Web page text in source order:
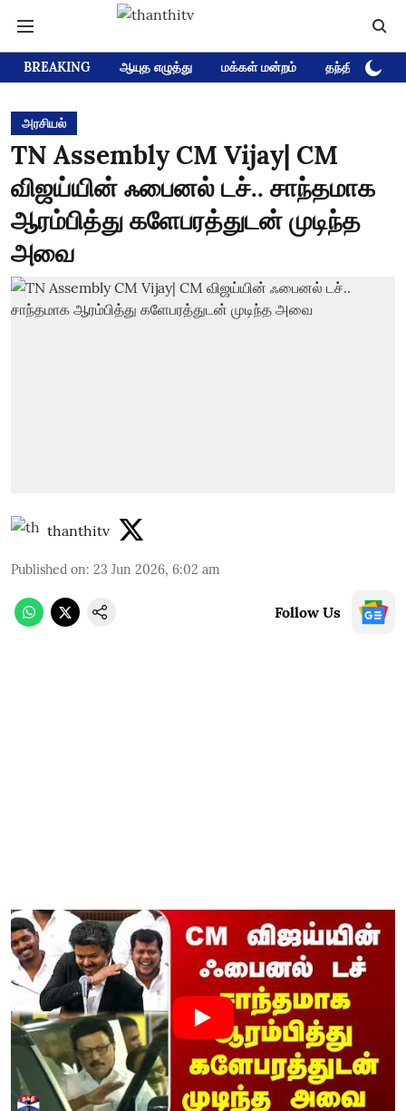
BREAKING ஆயுத எழுத்து மக்கள் மன்றம் தந்தி டிவி
அரசியல்
TN Assembly CM Vijay| CM
விஜய்யின் ஃபைனல் டச்.. சாந்தமாக
ஆரம்பித்து களேபரத்துடன் முடிந்த
அவை
thanthitv
Published on: 23 Jun 2026, 6:02 am
Follow Us